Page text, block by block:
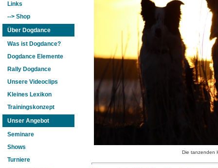
Links
--> Shop
Über Dogdance
Was ist Dogdance?
Dogdance Elemente
Rally Dogdance
Unsere Videoclips
Kleines Lexikon
Trainingskonzept
Unser Angebot
Seminare
Shows
Turniere
Die tanzenden